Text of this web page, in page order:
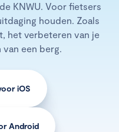
KNWU. Voor fietsers
houden. Zoals
het verbeteren van je
van een berg.
iOS
Android